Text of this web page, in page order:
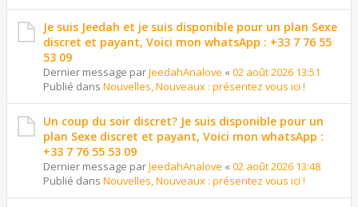
Je suis Jeedah et je suis disponible pour un plan Sexe
discret et payant, Voici mon whatsApp : +33 7 76 55
53 09
Dernier message parJeedahAnalove « 02 août 2026 13:51
Publié dans Nouvelles, Nouveaux : présentez vous ici !
Un coup du soir discret? Je suis disponible pour un
plan Sexe discret et payant, Voici mon whatsApp :
+33 7 76 55 53 09
Dernier message parJeedahAnalove « 02 août 2026 13:48
Publié dans Nouvelles, Nouveaux : présentez vous ici !